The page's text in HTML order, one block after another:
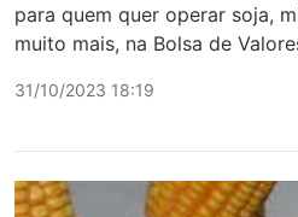
para quem quer operar soja,
muito mais, na Bolsa de
31/10/2023 18:19